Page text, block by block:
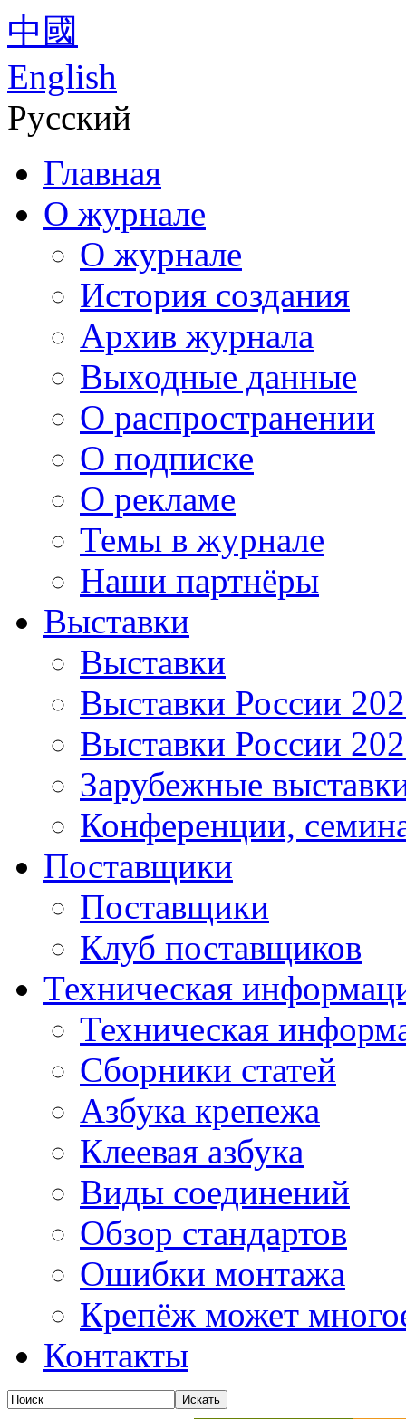
中國
English
Русский
Главная
О журнале
О журнале
История создания
Архив журнала
Выходные данные
О распространении
О подписке
О рекламе
Темы в журнале
Наши партнёры
Выставки
Выставки
Выставки России
Выставки России
Зарубежные
Конференции,
Поставщики
Поставщики
Клуб поставщиков
Техническая
Техническая
Сборники статей
Азбука крепежа
Клеевая азбука
Виды соединений
Обзор стандартов
Ошибки монтажа
Крепёж может
Контакты